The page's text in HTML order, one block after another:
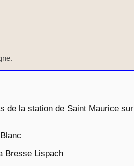
de la station de Saint Maurice sur
Bresse Lispach